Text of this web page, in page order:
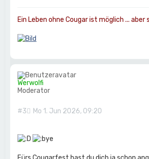
Ein Leben ohne Cougar ist möglich ... aber
Werwolfi
Moderator
#3 Mo 1. Jun 2026, 09:20